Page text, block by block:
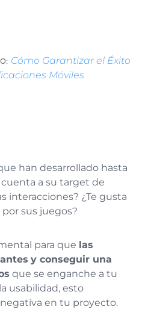
Cómo Garantizar el Éxito
Móviles
han desarrollado hasta
a su target de
interacciones? ¿Te gusta
sus juegos?
para que las
y conseguir una
que se enganche a tu
usabilidad, esto
en tu proyecto.